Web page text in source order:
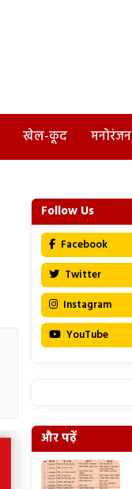
खेल-कूद मनोरंजन
Follow Us
Facebook
Twitter
Instagram
YouTube
और पढ़ें